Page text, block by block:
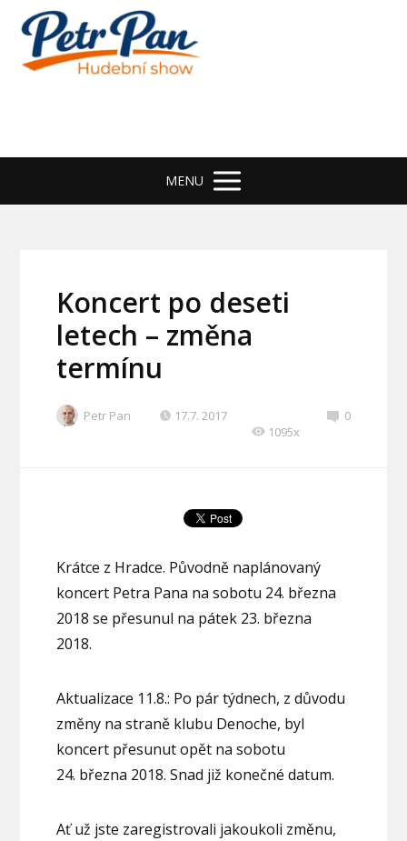
MENU
Koncert po deseti
letech – změna
termínu
Petr Pan 17.7. 2017
0
1095x
Krátce z Hradce. Původně naplánovaný
koncert Petra Pana na sobotu 24. března
2018 se přesunul na pátek 23. března
2018.
Aktualizace 11.8.: Po pár týdnech, z důvodu
změny na straně klubu Denoche, byl
koncert přesunut opět na sobotu
24. března 2018. Snad již konečné datum.
Ať už jste zaregistrovali jakoukoli změnu,